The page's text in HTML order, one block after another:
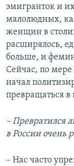
эмигранток и
малолюдных,
женщин в
расширялось,
больше, и
Сейчас, по
начал
превращаться
– Превратился
в России очень
– Нас часто